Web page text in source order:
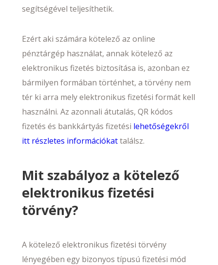
segítségével teljesíthetik.
Ezért aki számára kötelező az online
pénztárgép használat, annak kötelező az
elektronikus fizetés biztosítása is, azonban ez
bármilyen formában történhet, a törvény nem
tér ki arra mely elektronikus fizetési formát kell
használni. Az azonnali átutalás, QR kódos
fizetés és bankkártyás fizetési lehetőségekről
itt részletes információkattalálsz.
Mit szabályoz a kötelező
elektronikus fizetési
törvény?
A kötelező elektronikus fizetési törvény
lényegében egy bizonyos típusú fizetési mód